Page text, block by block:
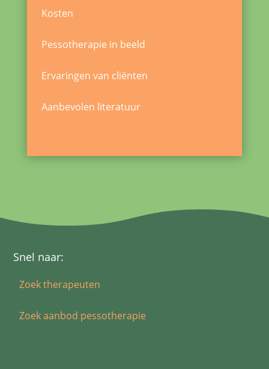
Kosten
Pessotherapie in beeld
Ervaringen van cliënten
Aanbevolen literatuur
Snel naar:
Zoek therapeuten
Zoek aanbod pessotherapie